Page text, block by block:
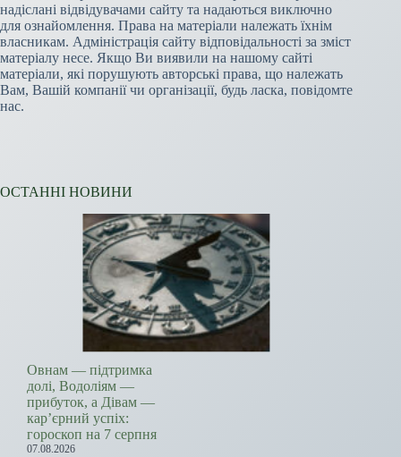
надіслані відвідувачами сайту та надаються виключно
для ознайомлення. Права на матеріали належать їхнім
власникам. Адміністрація сайту відповідальності за зміст
матеріалу несе. Якщо Ви виявили на нашому сайті
матеріали, які порушують авторські права, що належать
Вам, Вашій компанії чи організації, будь ласка, повідомте
нас.
ОСТАННІ НОВИНИ
Овнам — підтримка
долі, Водоліям —
прибуток, а Дівам —
кар’єрний успіх:
гороскоп на 7 серпня
07.08.2026